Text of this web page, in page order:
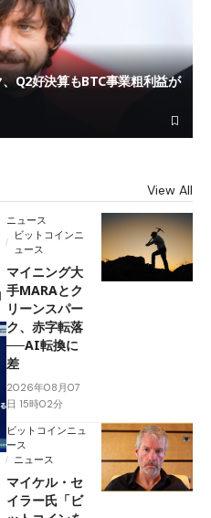
Q2好決算もBTC事業粗利益が
View All
ニュース
ビットコインニ
ュース
マイニング大
手MARAとク
リーンスパー
ク、赤字転落
──AI転換に
差
2026年08月07
日 15時02分
ビットコインニュ
ース
ニュース
マイケル・セ
イラー氏「ビ